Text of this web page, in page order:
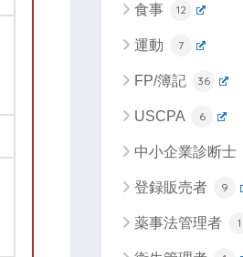
食事 12
運動 7
FP/簿記 36
USCPA 6
中小企業診断士
登録販売者 9
薬事法管理者 1